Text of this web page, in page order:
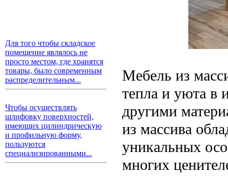
Для того чтобы складское
помещение являлось не
просто местом, где хранятся
товары, было современным
распределительным...
Чтобы осуществлять
шлифовку поверхностей,
имеющих цилиндрическую
и профильную форму,
пользуются
специализированными...
Мебель из
тепла и уюта в
другими
из массива
уникальных
многих